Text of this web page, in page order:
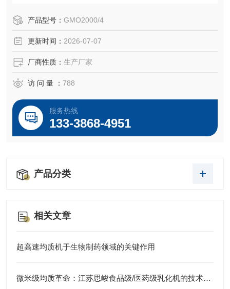
型号升级过程中的风险降到更低。
产品型号： GMO2000/4
更新时间： 2026-07-07
厂商性质： 生产厂家
访 问 量 ： 788
服务热线
133-3868-4951
产品分类
相关文章
超高速均质机于生物制药领域的关键作用
微米级均质革命：江苏思峻食品级/医药级乳化机的技术突破（附FAQ常见问题解答）